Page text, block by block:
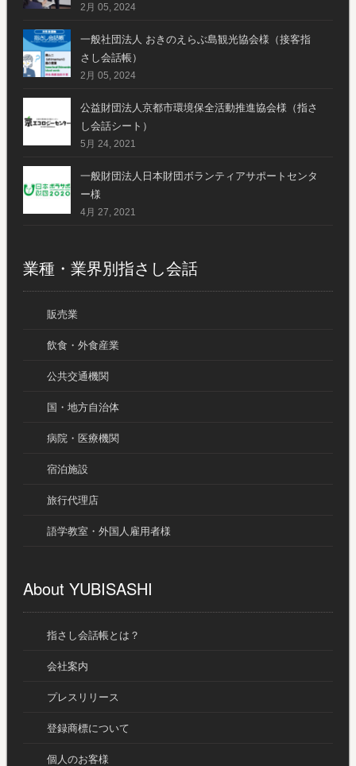
2月 05, 2024
一般社団法人 おきのえらぶ島観光協会様（接客指
さし会話帳）
2月 05, 2024
公益財団法人京都市環境保全活動推進協会様（指さ
し会話シート）
5月 24, 2021
一般財団法人日本財団ボランティアサポートセンタ
ー様
4月 27, 2021
業種・業界別指さし会話
販売業
飲食・外食産業
公共交通機関
国・地方自治体
病院・医療機関
宿泊施設
旅行代理店
語学教室・外国人雇用者様
About YUBISASHI
指さし会話帳とは？
会社案内
プレスリリース
登録商標について
個人のお客様